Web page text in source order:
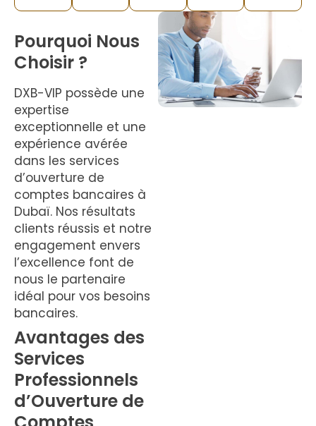
Pourquoi Nous
Choisir ?
DXB-VIP possède une
expertise
exceptionnelle et une
expérience avérée
dans les services
d’ouverture de
comptes bancaires à
Dubaï. Nos résultats
clients réussis et notre
engagement envers
l’excellence font de
nous le partenaire
idéal pour vos besoins
bancaires.
Avantages des
Services
Professionnels
d’Ouverture de